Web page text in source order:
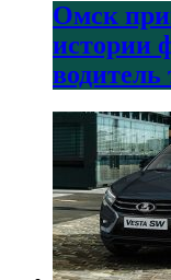
Омск
истории
водитель